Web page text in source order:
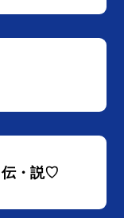
伝・説♡